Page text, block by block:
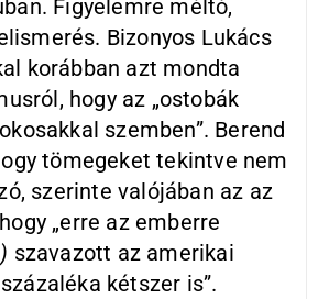
Figyelemre méltó,
Bizonyos Lukács
korábban azt mondta
hogy az „ostobák
szemben”. Berend
tömegeket tekintve nem
szerinte valójában az az
„erre az emberre
szavazott az amerikai
kétszer is”.